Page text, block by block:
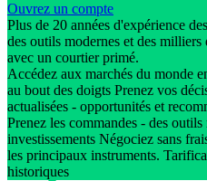
Ouvrez un compte
Plus de 20 années d'expérience
des outils modernes et des
avec un courtier primé.
Accédez aux marchés du monde
au bout des doigts Prenez vos
actualisées - opportunités et
Prenez les commandes - des
investissements Négociez sans
les principaux instruments.
historiques